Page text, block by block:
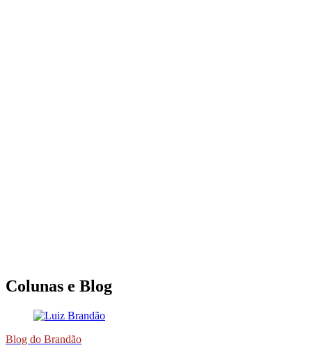
Colunas e Blog
Blog do Brandão